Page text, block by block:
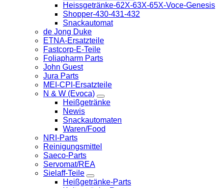
Heissgetränke-62X-63X-65X-Voce-Genesis
Shopper-430-431-432
Snackautomat
de Jong Duke
ETNA-Ersatzteile
Fastcorp-E-Teile
Foliapharm Parts
John Guest
Jura Parts
MEI-CPI-Ersatzteile
N & W (Evoca)
Heißgetränke
Newis
Snackautomaten
Waren/Food
NRI-Parts
Reinigungsmittel
Saeco-Parts
Servomat/REA
Sielaff-Teile
Heißgetränke-Parts